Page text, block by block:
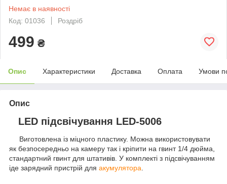
Немає в наявності
Код: 01036
Роздріб
499 ₴
Опис Характеристики Доставка Оплата Умови
Опис
LED підсвічування LED-5006
Виготовлена із міцного пластику. Можна використовувати
як безпосередньо на камеру так і кріпити на гвинт 1/4 дюйма,
стандартний гвинт для штативів. У комплекті з підсвічуванням
іде зарядний пристрій для акумулятора.